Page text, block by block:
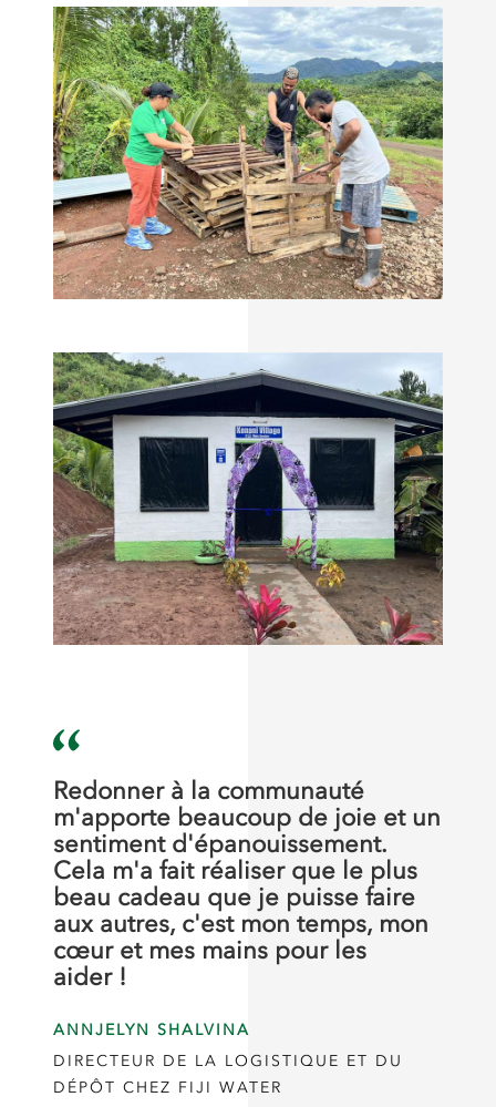
Redonner à la communauté
m'apporte beaucoup de joie et un
sentiment d'épanouissement.
Cela m'a fait réaliser que le plus
beau cadeau que je puisse faire
aux autres, c'est mon temps, mon
cœur et mes mains pour les
aider !
ANNJELYN SHALVINA
DIRECTEUR DE LA LOGISTIQUE ET DU
DÉPÔT CHEZ FIJI WATER